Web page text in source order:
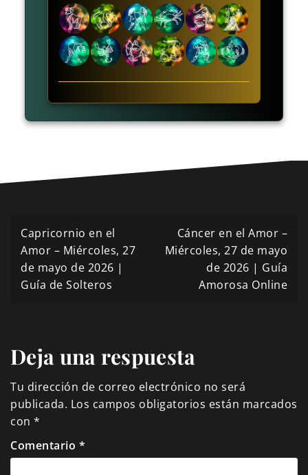
Navegación
de
entradas
Capricornio en el
Amor – Miércoles, 27
de mayo de 2026 |
Guía de Solteros
Cáncer en el Amor –
Miércoles, 27 de mayo
de 2026 | Guía
Amorosa Online
Deja una respuesta
Tu dirección de correo electrónico no será
publicada. Los campos obligatorios están marcados
con *
Comentario *